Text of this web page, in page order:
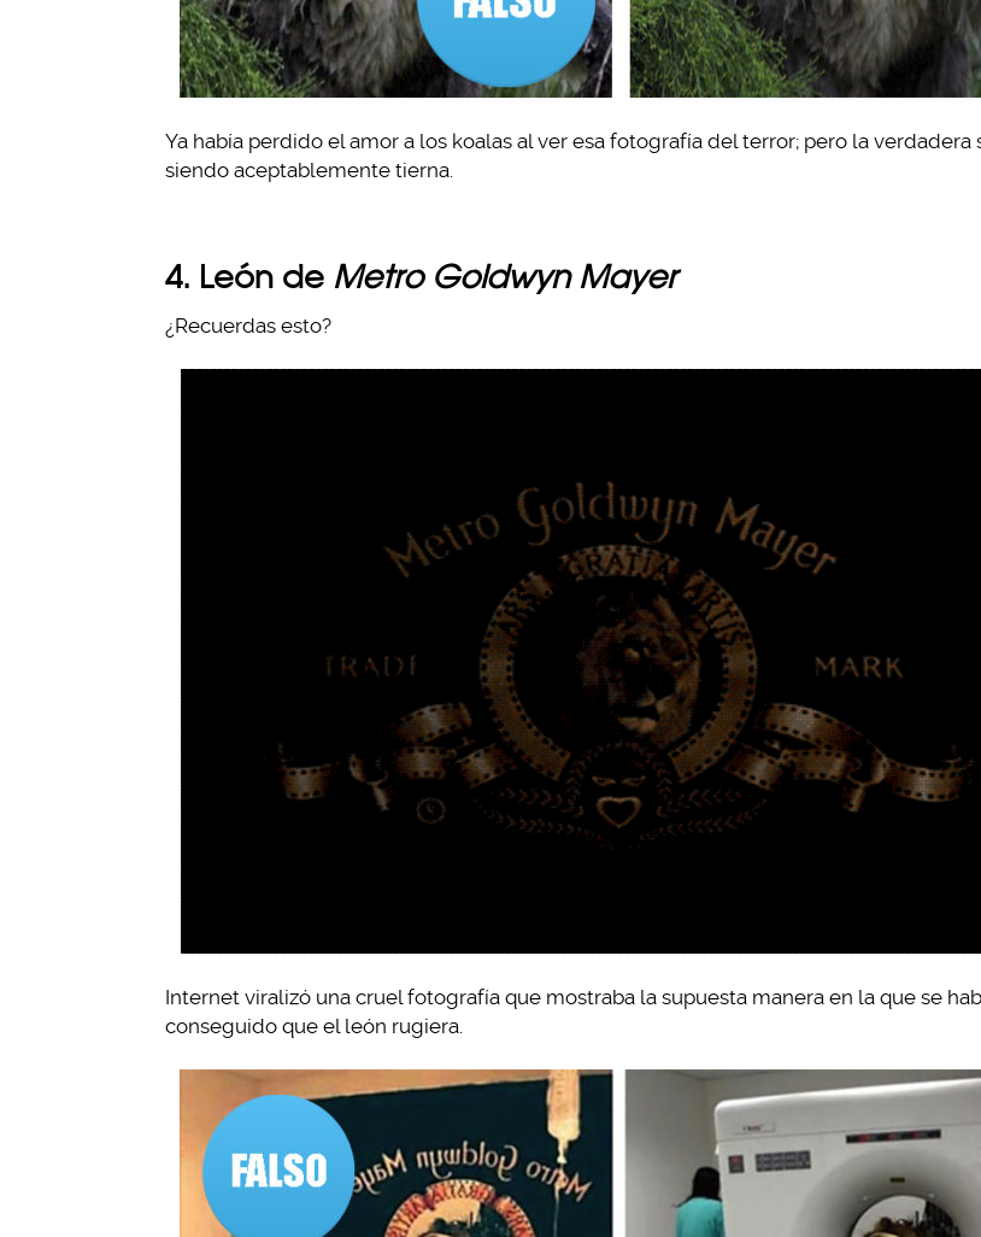
Ya había perdido el amor a los koalas al ver esa fotografía del terror; pero la verdadera
siendo aceptablemente tierna.
4. León de Metro Goldwyn Mayer
¿Recuerdas esto?
Internet viralizó una cruel fotografía que mostraba la supuesta manera en la que se
conseguido que el león rugiera.